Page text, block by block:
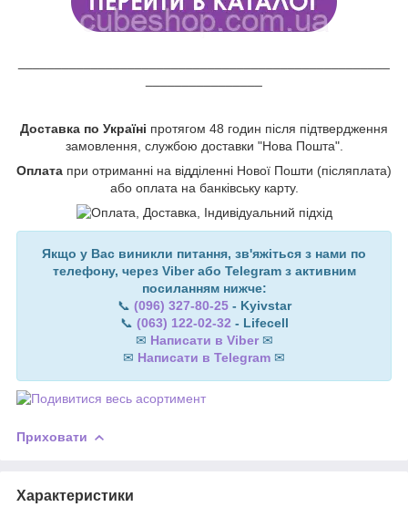
Доставка по Україні протягом 48 годин після підтвердження
замовлення, службою доставки "Нова Пошта".
Оплата при отриманні на відділенні Нової Пошти (післяплата)
або оплата на банківську карту.
Якщо у Вас виникли питання, зв'яжіться з нами по
телефону, через Viber або Telegram з активним
посиланням нижче:
📞 (096) 327-80-25- Kyivstar
📞 (063) 122-02-32 - Lifecell
✉ Написати в Viber ✉
✉ Написати в Telegram ✉
Приховати
Характеристики